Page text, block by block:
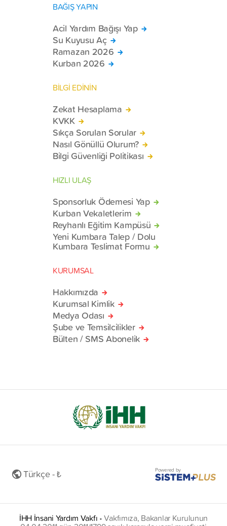
BAĞIŞ YAPIN
Acil Yardım Bağışı Yap
Su Kuyusu Aç
Ramazan 2026
Kurban 2026
BİLGİ EDİNİN
Zekat Hesaplama
KVKK
Sıkça Sorulan Sorular
Nasıl Gönüllü Olurum?
Bilgi Güvenliği Politikası
HIZLI ULAŞ
Sponsorluk Ödemesi Yap
Kurban Vekaletlerim
Reyhanlı Eğitim Kampüsü
Yeni Kumbara Talep / Dolu
Kumbara Teslimat Formu
KURUMSAL
Hakkımızda
Kurumsal Kimlik
Medya Odası
Şube ve Temsilcilikler
Bülten / SMS Abonelik
Türkçe - ₺ Powered by
İHH İnsani Yardım Vakfı •Vakfımıza, Bakanlar Kurulunun